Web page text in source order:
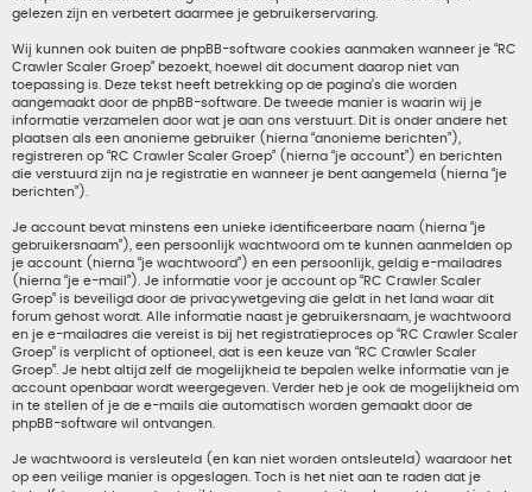
gelezen zijn en verbetert daarmee je gebruikerservaring.
Wij kunnen ook buiten de phpBB-software cookies aanmaken wanneer je “RC
Crawler Scaler Groep” bezoekt, hoewel dit document daarop niet van
toepassing is. Deze tekst heeft betrekking op de pagina’s die worden
aangemaakt door de phpBB-software. De tweede manier is waarin wij je
informatie verzamelen door wat je aan ons verstuurt. Dit is onder andere het
plaatsen als een anonieme gebruiker (hierna “anonieme berichten”),
registreren op “RC Crawler Scaler Groep” (hierna “je account”) en berichten
die verstuurd zijn na je registratie en wanneer je bent aangemeld (hierna “je
berichten”).
Je account bevat minstens een unieke identificeerbare naam (hierna “je
gebruikersnaam”), een persoonlijk wachtwoord om te kunnen aanmelden op
je account (hierna “je wachtwoord”) en een persoonlijk, geldig e-mailadres
(hierna “je e-mail”). Je informatie voor je account op “RC Crawler Scaler
Groep” is beveiligd door de privacywetgeving die geldt in het land waar dit
forum gehost wordt. Alle informatie naast je gebruikersnaam, je wachtwoord
en je e-mailadres die vereist is bij het registratieproces op “RC Crawler Scaler
Groep” is verplicht of optioneel, dat is een keuze van “RC Crawler Scaler
Groep”. Je hebt altijd zelf de mogelijkheid te bepalen welke informatie van je
account openbaar wordt weergegeven. Verder heb je ook de mogelijkheid om
in te stellen of je de e-mails die automatisch worden gemaakt door de
phpBB-software wil ontvangen.
Je wachtwoord is versleuteld (en kan niet worden ontsleuteld) waardoor het
op een veilige manier is opgeslagen. Toch is het niet aan te raden dat je